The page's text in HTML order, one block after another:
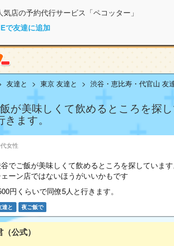
気店の予約代行サービス「ペコッター」
で友達に追加
友達と 東京 友達と 渋谷・恵比寿・代官山 友
が美味しくて飲めるところを探
ます。
女性
でご飯が美味しくて飲めるところを探しています
ーン店ではないほうがいいかもです
円くらいで同僚5人と行きます。
達と 夜ご飯で
公式）